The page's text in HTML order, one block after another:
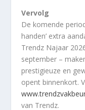
Vervolg
De komende
handen’ extra
Trendz Najaar
september –
prestigieuze en
opent binnenkort.
van Trendz.